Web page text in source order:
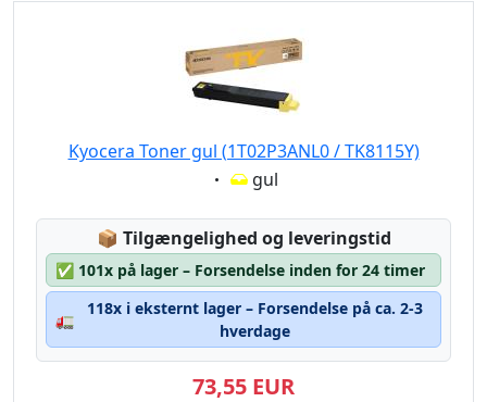
Kyocera Toner gul (1T02P3ANL0 / TK8115Y)
Eigenschaft:
gul
📦 Lagerstatus:
Tilgængelighed og leveringstid
✅ 101x på lager – Forsendelse inden for 24 timer
🚛
118x i eksternt lager – Forsendelse på ca. 2-3
hverdage
73,55 EUR